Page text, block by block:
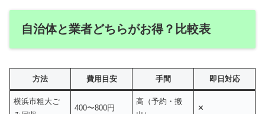
自治体と業者どちらがお得？比較表
方法 費用目安 手間 即日対応
横浜市粗大ご
400〜800円
高（予約・搬
✕